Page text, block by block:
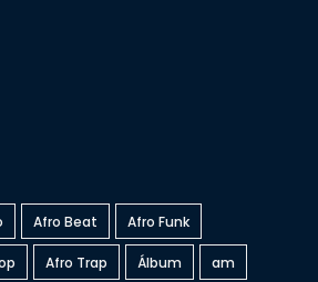
Afro Beat Afro Funk
Afro Trap Álbum am